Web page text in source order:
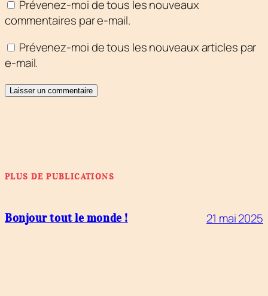
Prévenez-moi de tous les nouveaux
commentaires par e-mail.
Prévenez-moi de tous les nouveaux articles par
e-mail.
PLUS DE PUBLICATIONS
Bonjour tout le monde ! 21 mai 2025